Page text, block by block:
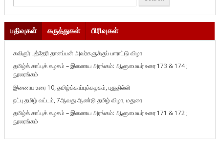
பதிவுகள் கருத்துகள் பிரிவுகள்
கவிஞர் புத்தேரி தானப்பன் அவர்களுக்குப் பாராட்டு விழா
தமிழ்க் காப்புக் கழகம் – இணைய அரங்கம்: ஆளுமையர் உரை 173 & 174 ;
நூலரங்கம்
இணைய உரை 10, தமிழ்க்காப்புக்கழகம், புதுதில்லி
நட்பு தமிழ் வட்டம், 7ஆவது ஆண்டு தமிழ் விழா, மதுரை
தமிழ்க் காப்புக் கழகம் – இணைய அரங்கம்: ஆளுமையர் உரை 171 & 172 ;
நூலரங்கம்